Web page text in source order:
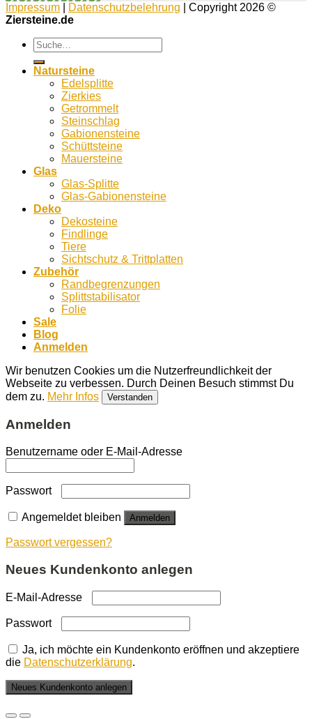
Impressum Datenschutzbelehrung | Copyright 2026 ©
Ziersteine.de
Suche
nach:
Natursteine
Edelsplitte
Zierkies
Getrommelt
Steinschlag
Gabionensteine
Schüttsteine
Mauersteine
Glas
Glas-Splitte
Glas-Gabionensteine
Deko
Dekosteine
Findlinge
Tiere
Sichtschutz & Trittplatten
Zubehör
Randbegrenzungen
Splittstabilisator
Folie
Sale
Blog
Anmelden
Wir benutzen Cookies um die Nutzerfreundlichkeit der
Webseite zu verbessen. Durch Deinen Besuch stimmst Du
dem zu. Mehr Infos Verstanden
Anmelden
Benutzername oder E-Mail-Adresse
Passwort
Angemeldet bleiben Anmelden
Passwort vergessen?
Neues Kundenkonto anlegen
E-Mail-Adresse
Passwort
Ja, ich möchte ein Kundenkonto eröffnen und akzeptiere
die Datenschutzerklärung.
Neues Kundenkonto anlegen